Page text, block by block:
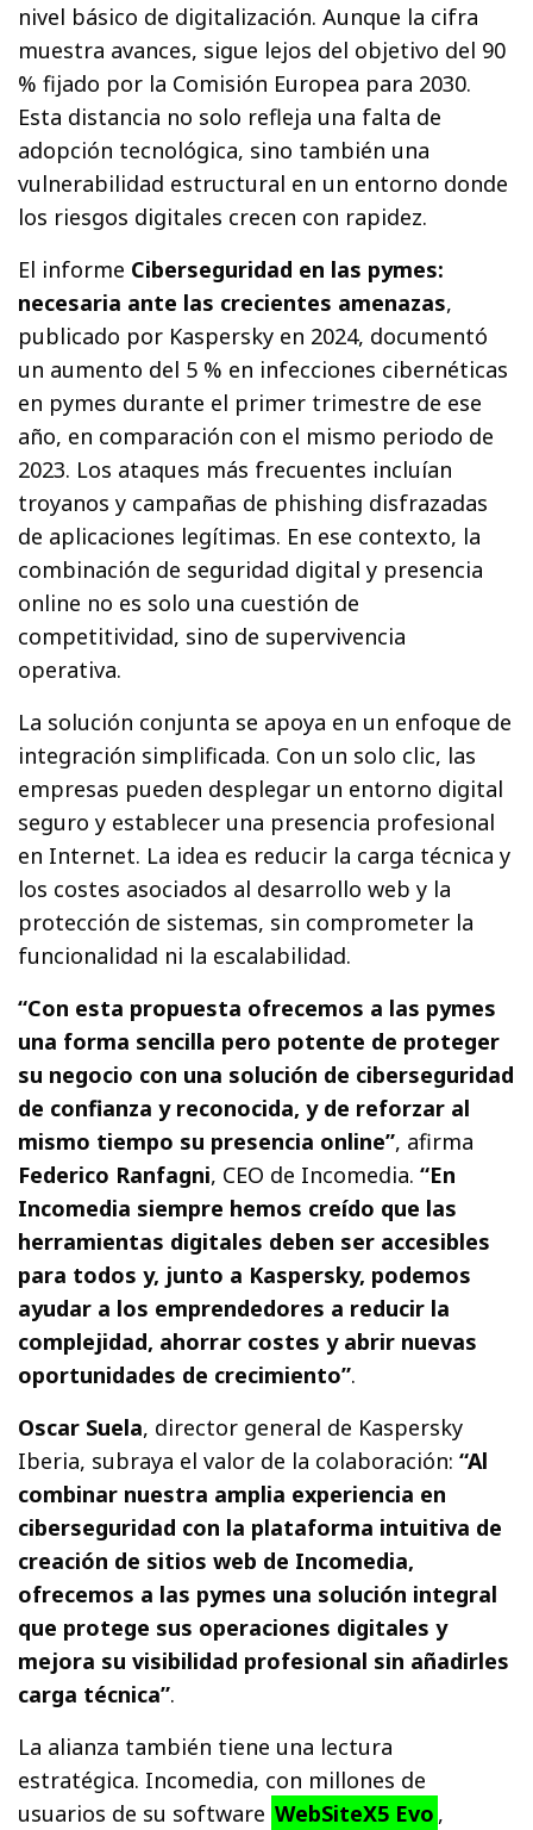
nivel básico de digitalización. Aunque la cifra
muestra avances, sigue lejos del objetivo del 90
% fijado por la Comisión Europea para 2030.
Esta distancia no solo refleja una falta de
adopción tecnológica, sino también una
vulnerabilidad estructural en un entorno donde
los riesgos digitales crecen con rapidez.
El informe Ciberseguridad en las pymes:
necesaria ante las crecientes amenazas,
publicado por Kaspersky en 2024, documentó
un aumento del 5 % en infecciones cibernéticas
en pymes durante el primer trimestre de ese
año, en comparación con el mismo periodo de
2023. Los ataques más frecuentes incluían
troyanos y campañas de phishing disfrazadas
de aplicaciones legítimas. En ese contexto, la
combinación de seguridad digital y presencia
online no es solo una cuestión de
competitividad, sino de supervivencia
operativa.
La solución conjunta se apoya en un enfoque de
integración simplificada. Con un solo clic, las
empresas pueden desplegar un entorno digital
seguro y establecer una presencia profesional
en Internet. La idea es reducir la carga técnica y
los costes asociados al desarrollo web y la
protección de sistemas, sin comprometer la
funcionalidad ni la escalabilidad.
“Con esta propuesta ofrecemos a las pymes
una forma sencilla pero potente de proteger
su negocio con una solución de ciberseguridad
de confianza y reconocida, y de reforzar al
mismo tiempo su presencia online”, afirma
Federico Ranfagni, CEO de Incomedia.“En
Incomedia siempre hemos creído que las
herramientas digitales deben ser accesibles
para todos y, junto a Kaspersky, podemos
ayudar a los emprendedores a reducir la
complejidad, ahorrar costes y abrir nuevas
oportunidades de crecimiento”.
Oscar Suela, director general de Kaspersky
Iberia, subraya el valor de la colaboración:“Al
combinar nuestra amplia experiencia en
ciberseguridad con la plataforma intuitiva de
creación de sitios web de Incomedia,
ofrecemos a las pymes una solución integral
que protege sus operaciones digitales y
mejora su visibilidad profesional sin añadirles
carga técnica”.
La alianza también tiene una lectura
estratégica. Incomedia, con millones de
usuarios de su software WebSiteX5 Evo ,